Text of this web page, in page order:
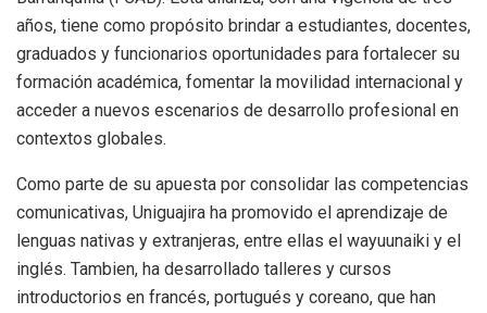
años, tiene como propósito brindar a estudiantes, docentes,
graduados y funcionarios oportunidades para fortalecer su
formación académica, fomentar la movilidad internacional y
acceder a nuevos escenarios de desarrollo profesional en
contextos globales.
Como parte de su apuesta por consolidar las competencias
comunicativas, Uniguajira ha promovido el aprendizaje de
lenguas nativas y extranjeras, entre ellas el wayuunaiki y el
inglés. Tambien, ha desarrollado talleres y cursos
introductorios en francés, portugués y coreano, que han